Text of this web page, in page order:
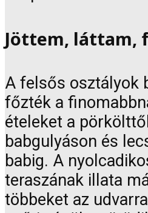
Jöttem, láttam,
A felsős osztályok
főzték a
ételeket a
babgulyáson és
babig. A
teraszának illata
többeket az